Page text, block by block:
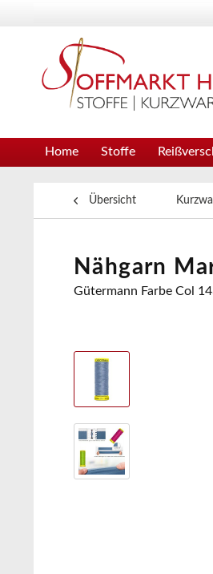
Home Stoffe
Übersicht
Nähgarn
Gütermann Farbe Col